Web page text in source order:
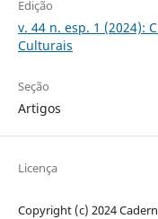
Edição
v. 44 n. esp. 1 (2024):
Culturais
Seção
Artigos
Licença
Copyright (c) 2024